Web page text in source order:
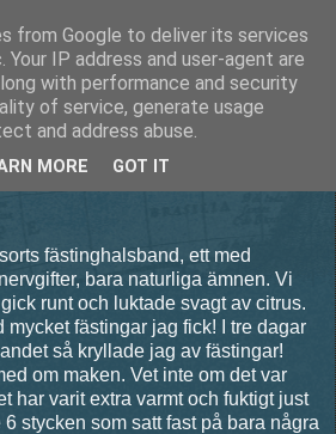
Diesel
fästinghalsband, ett med
bara naturliga ämnen. Vi
runt och luktade svagt av citrus.
mycket fästingar jag fick! I tre dagar
så kryllade jag av fästingar!
om maken. Vet inte om det var
har varit extra varmt och fuktigt just
stycken som satt fast på bara några
from Google to deliver its services
IP address and user-agent are
with performance and security
of service, generate usage
and address abuse.
MORE GOT IT